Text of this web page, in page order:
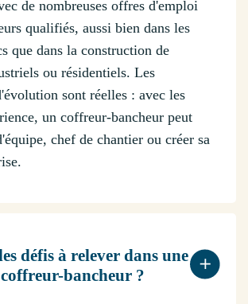
de nombreuses offres d'emploi
qualifiés, aussi bien dans les
que dans la construction de
ou résidentiels. Les
sont réelles : avec les
un coffreur-bancheur peut
chef de chantier ou créer sa
défis à relever dans une
bancheur ?